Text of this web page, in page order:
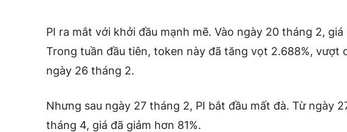
PI ra mắt với khởi đầu mạnh mẽ. Vào ngày 20 tháng 2, giá
Trong tuần đầu tiên, token này đã tăng vọt 2.688%, vượt
ngày 26 tháng 2.
Nhưng sau ngày 27 tháng 2, PI bắt đầu mất đà. Từ ngày
tháng 4, giá đã giảm hơn 81%.